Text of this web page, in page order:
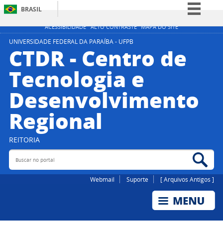
ACESSIBILIDADE ALTO CONTRASTE MAPA DO SITE
BRASIL
Simplifique!
Participe
Legislação
Canais
UNIVERSIDADE FEDERAL DA PARAÍBA - UFPB
CTDR - Centro de
Tecnologia e
Desenvolvimento
Regional
REITORIA
Buscar no portal
Webmail Suporte [ Arquivos Antigos ]